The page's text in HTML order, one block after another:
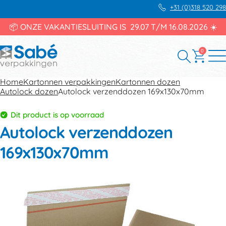
+31 (0)318 520 298
📦 ONZE VAKANTIESLUITING IS 29.07 T/M 16.08.2026 ☀️
0
HomeKartonnen verpakkingenKartonnen dozen
Autolock dozenAutolock verzenddozen 169x130x70mm
Dit product is op voorraad
Autolock verzenddozen
169x130x70mm